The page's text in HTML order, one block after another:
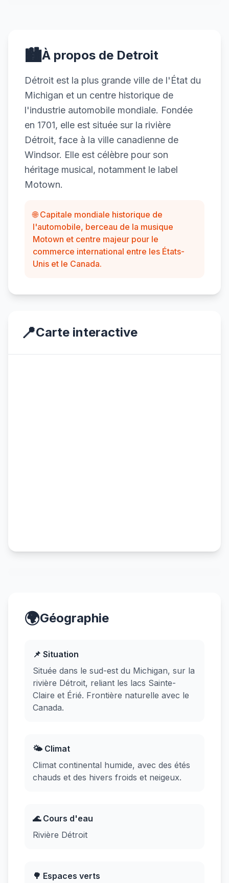
🏙️À propos de Detroit
Détroit est la plus grande ville de l'État du
Michigan et un centre historique de
l'industrie automobile mondiale. Fondée
en 1701, elle est située sur la rivière
Détroit, face à la ville canadienne de
Windsor. Elle est célèbre pour son
héritage musical, notamment le label
Motown.
🌐 Capitale mondiale historique de
l'automobile, berceau de la musique
Motown et centre majeur pour le
commerce international entre les États-
Unis et le Canada.
📍Carte interactive
🌍Géographie
📌 Situation
Située dans le sud-est du Michigan, sur la
rivière Détroit, reliant les lacs Sainte-
Claire et Érié. Frontière naturelle avec le
Canada.
🌤️ Climat
Climat continental humide, avec des étés
chauds et des hivers froids et neigeux.
🌊 Cours d'eau
Rivière Détroit
🌳 Espaces verts